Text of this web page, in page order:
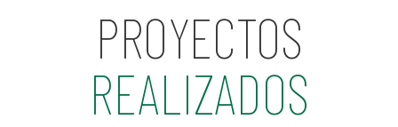
PROYECTOS
REALIZADOS